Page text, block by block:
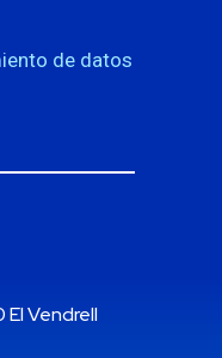
de datos
El Vendrell